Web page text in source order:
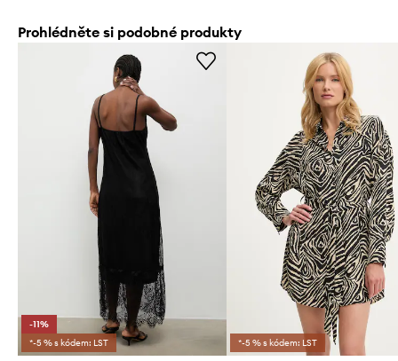
Prohlédněte si podobné produkty
-11%
*-5 % s kódem: LST
*-5 % s kódem: LST